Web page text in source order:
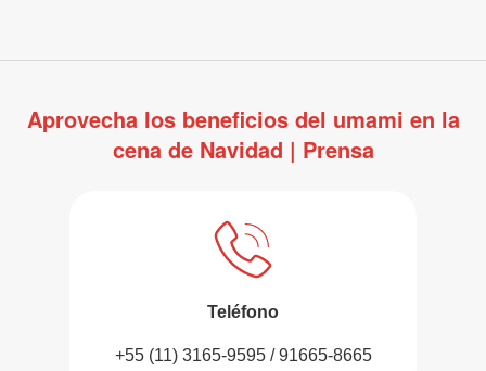
Aprovecha los beneficios del umami en la
cena de Navidad | Prensa
Teléfono
+55 (11) 3165-9595 / 91665-8665